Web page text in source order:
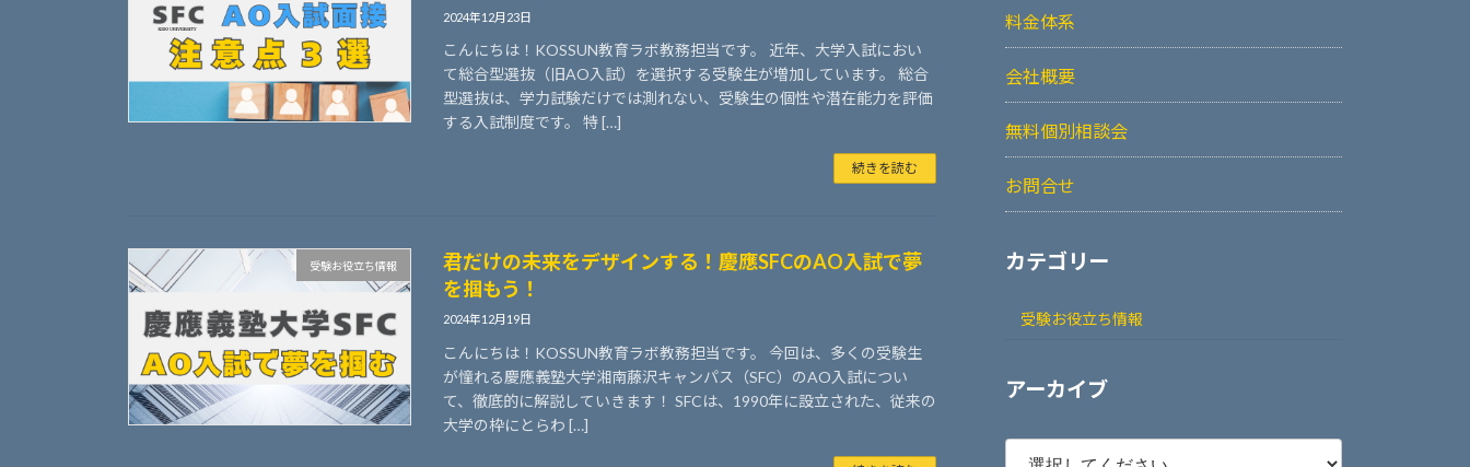
2024年12月23日
こんにちは！KOSSUN教育ラボ教務担当です。 近年、大学入試におい
て総合型選抜（旧AO入試）を選択する受験生が増加しています。 総合
型選抜は、学力試験だけでは測れない、受験生の個性や潜在能力を評価
する入試制度です。 特 […]
続きを読む
受験お役立ち情報
君だけの未来をデザインする！慶應SFCのAO入試で夢
を掴もう！
2024年12月19日
こんにちは！KOSSUN教育ラボ教務担当です。 今回は、多くの受験生
が憧れる慶應義塾大学湘南藤沢キャンパス（SFC）のAO入試につい
て、徹底的に解説していきます！ SFCは、1990年に設立された、従来の
大学の枠にとらわ […]
料金体系
会社概要
無料個別相談会
お問合せ
カテゴリー
受験お役立ち情報
アーカイブ